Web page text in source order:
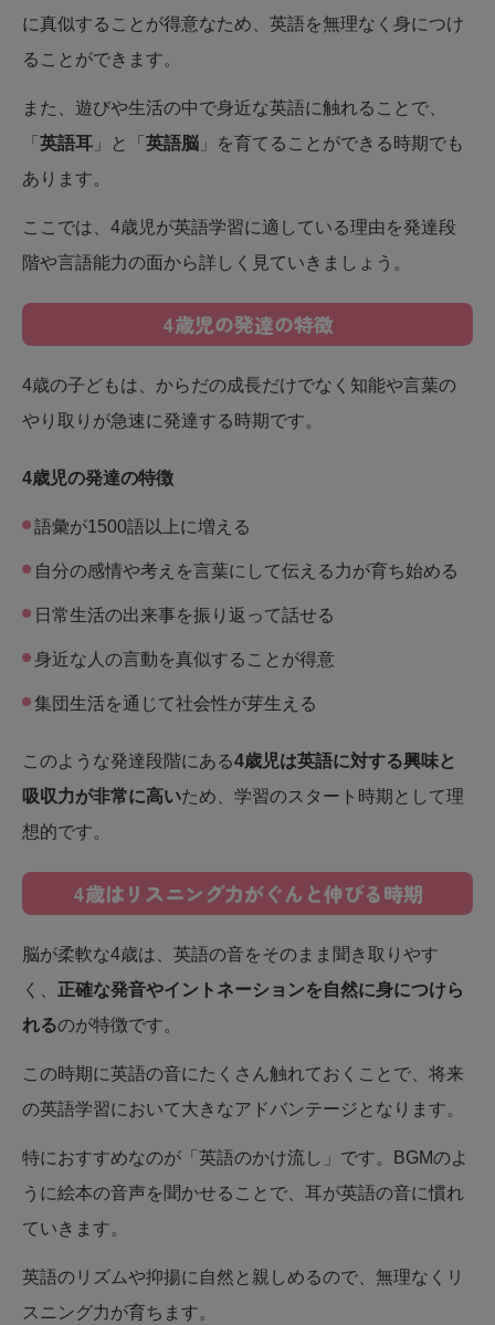
に真似することが得意なため、英語を無理なく身につけ
ることができます。
また、遊びや生活の中で身近な英語に触れることで、
「 英語耳 」と「 英語脳 」を育てることができる時期でも
あります。
ここでは、4歳児が英語学習に適している理由を発達段
階や言語能力の面から詳しく見ていきましょう。
4歳児の発達の特徴
4歳の子どもは、からだの成長だけでなく知能や言葉の
やり取りが急速に発達する時期です。
4歳児の発達の特徴
語彙が1500語以上に増える
自分の感情や考えを言葉にして伝える力が育ち始める
日常生活の出来事を振り返って話せる
身近な人の言動を真似することが得意
集団生活を通じて社会性が芽生える
このような発達段階にある4歳児は英語に対する興味と
吸収力が非常に高いため、学習のスタート時期として理
想的です。
4歳はリスニング力がぐんと伸びる時期
脳が柔軟な4歳は、英語の音をそのまま聞き取りやす
く、 正確な発音やイントネーションを自然に身につけら
れるのが特徴です。
この時期に英語の音にたくさん触れておくことで、将来
の英語学習において大きなアドバンテージとなります。
特におすすめなのが「英語のかけ流し」です。BGMのよ
うに絵本の音声を聞かせることで、耳が英語の音に慣れ
ていきます。
英語のリズムや抑揚に自然と親しめるので、無理なくリ
スニング力が育ちます。